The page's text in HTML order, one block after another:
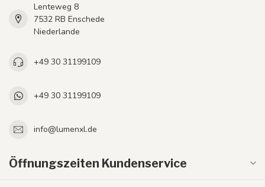
Lenteweg 8
7532 RB Enschede
Niederlande
+49 30 31199109
+49 30 31199109
info@lumenxl.de
Öffnungszeiten Kundenservice